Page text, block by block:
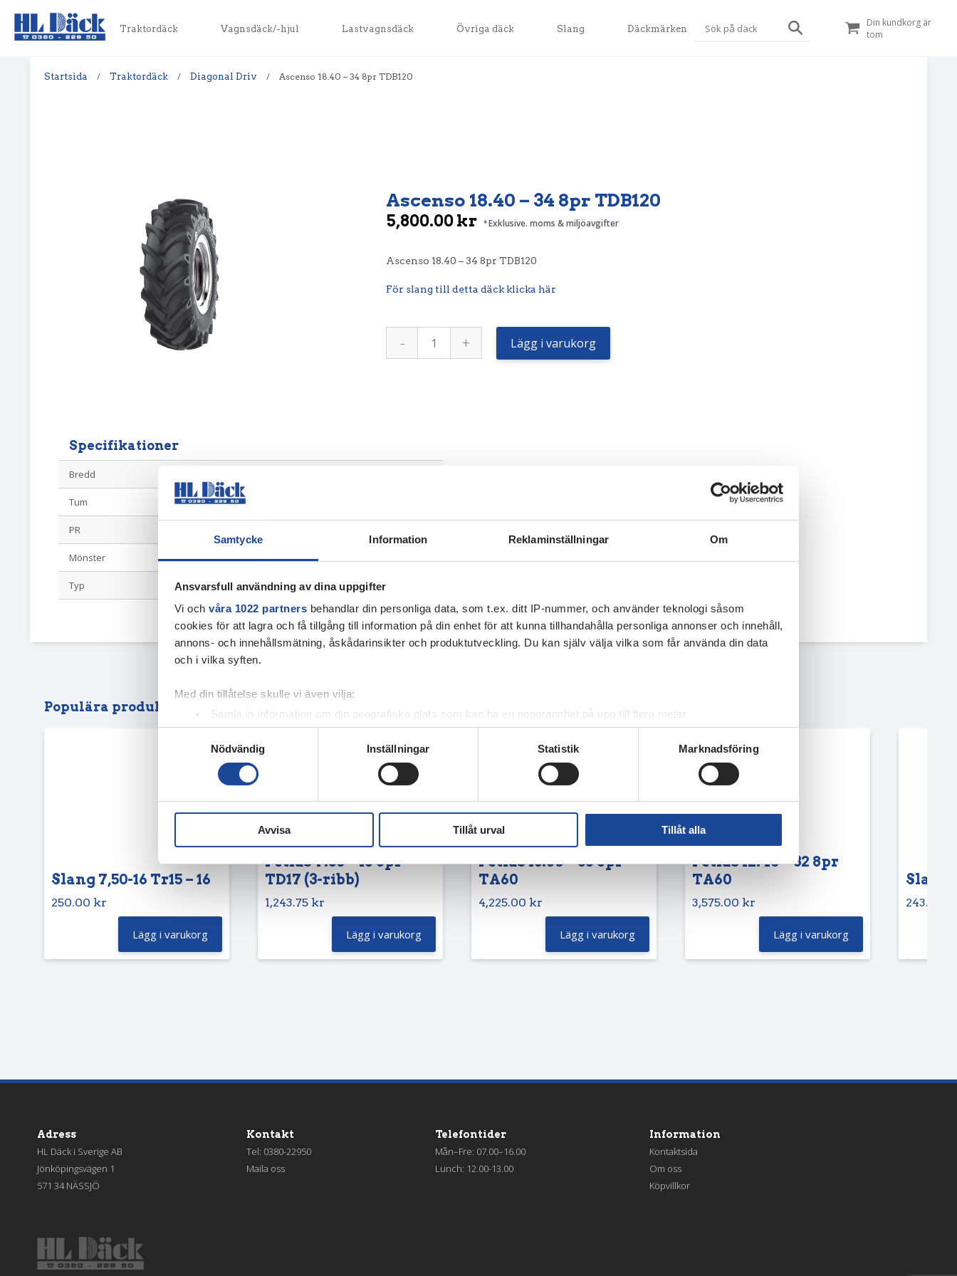
Samtycke Information Reklaminställningar Om
Ansvarsfull användning av dina uppgifter
Vi och våra 1022 partners behandlar din personliga data, som t.ex. ditt IP-nummer, och använder teknologi såsom
cookies för att lagra och få tillgång till information på din enhet för att kunna tillhandahålla personliga annonser och innehåll,
annons- och innehållsmätning, åskådarinsikter och produktutveckling. Du kan själv välja vilka som får använda din data
och i vilka syften.
Med din tillåtelse skulle vi även vilja:
Samla in information om din geografiska plats som kan ha en noggrannhet på upp till flera meter
Identifiera din enhet genom att aktivt skanna den för specifika kännetecken (fingeravtryck)
Ta reda på mer om hur dina personliga uppgifter behandlas och ställ in dina preferenser i
detaljsektionen. Du kan ändra
eller dra tillbaka ditt samtycke när som helst från cookie-förklaringen.
Vi använder enhetsidentifierare för att anpassa innehållet och annonserna till användarna, tillhandahålla funktioner för
till de sociala medier och annons- och analysföretag som vi samarbetar med. Dessa kan i sin tur kombinera informationen
Nödvändig
Inställningar Statistik Marknadsföring
Avvisa Tillåt urval Tillåt alla
Traktordäck Vagnsdäck/-hjul Lastvagnsdäck Övriga däck Slang Däckmärken
Din kundkorg är
tom
Startsida / Traktordäck / Diagonal Driv / Ascenso 18.40 – 34 8pr TDB120
Ascenso 18.40 – 34 8pr TDB120
5,800.00kr Exklusive. moms & miljöavgifter
Ascenso 18.40 – 34 8pr TDB120
För slang till detta däck klicka här
-
Ascenso
18.40
34
+ Lägg i varukorg
Specifikationer
Bredd
Tum
PR
Mönster TDB120
Typ Diagonal Driv
Populära produkter
Slang 7,50-16 Tr15 – 16
250.00 kr
Lägg i varukorg
Petlas 7.50 – 16 8pr
TD17 (3-ribb)
1,243.75 kr
Lägg i varukorg
Petlas 13.60 – 36 8pr
TA60
4,225.00 kr
Lägg i varukorg
Petlas 12.40 – 32 8pr
TA60
3,575.00 kr
Lägg i varukorg
Slang
243.75
Adress
HL Däck i Sverige AB
Jönköpingsvägen 1
571 34 NÄSSJÖ
Kontakt
Tel: 0380-22950
Maila oss
Telefontider
Mån–Fre: 07.00–16.00
Lunch: 12.00-13.00
Information
Kontaktsida
Om oss
Köpvillkor